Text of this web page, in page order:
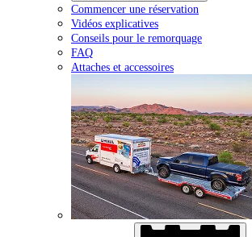
Commencer une réservation
Vidéos explicatives
Conseils pour le remorquage
FAQ
Attaches et accessoires